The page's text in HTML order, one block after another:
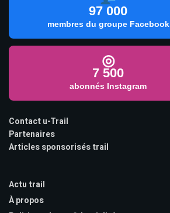
97 000
membres du groupe Facebook
◎
7 500
abonnés Instagram
Contact u-Trail
Partenaires
Articles sponsorisés trail
Actu trail
À propos